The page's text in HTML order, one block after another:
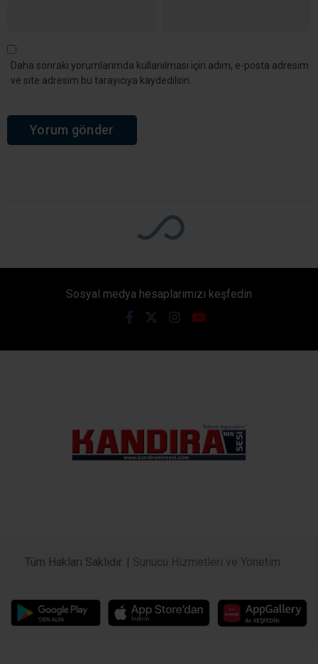
Daha sonraki yorumlarımda kullanılması için adım, e-posta adresim
ve site adresim bu tarayıcıya kaydedilsin.
Sosyal medya hesaplarımızı keşfedin
Tüm Hakları Saklıdır. | Sunucu Hizmetleri ve Yönetim